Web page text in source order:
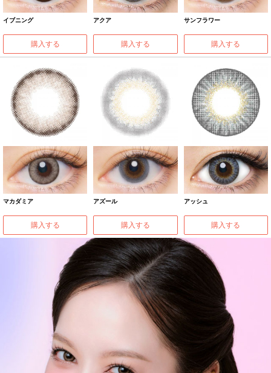
イブニング
購入する
アクア
購入する
サンフラワー
購入する
マカダミア
購入する
アズール
購入する
アッシュ
購入する